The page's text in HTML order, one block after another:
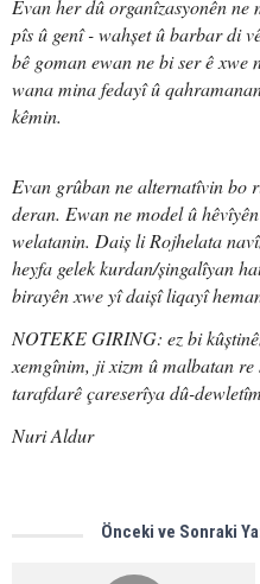
Evan her dû organîzasyonên
pîs û genî - wahșet û barbar di
bê goman ewan ne bi ser ê xwe
wana mina fedayî û
Evan grûban ne alternatîvin bo
deran. Ewan ne model û
welatanin. Daiș li Rojhelata
heyfa gelek kurdan/șingalîyan
birayên xwe yî daișî liqayî
NOTEKE GIRING: ez bi
xemgînim, ji xizm û malbatan
tarafdarê çareserîya dû-
Nuri Aldur
Önceki ve Sonraki